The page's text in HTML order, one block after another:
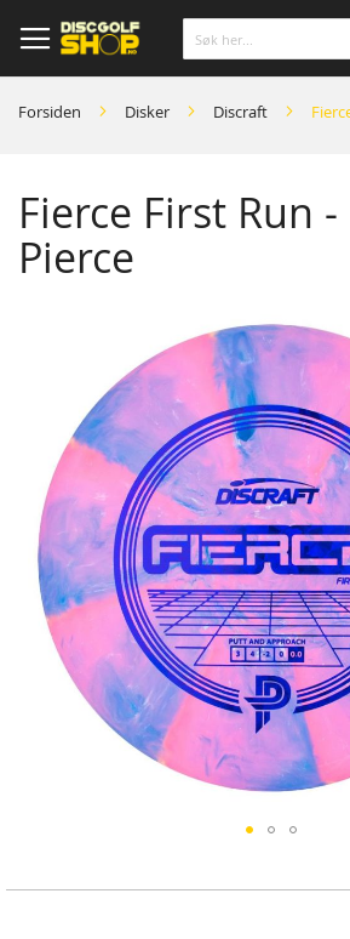
to
Content
Forsiden Disker Discraft
Fierce First Run -
Pierce
images
gallery
to